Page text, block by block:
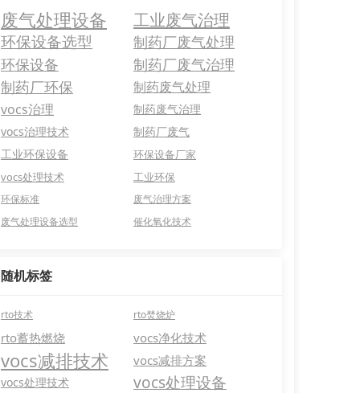
废气处理设备 工业废气治理
环保设备选型 制药厂废气处理
环保设备
制药厂废气治理
制药厂环保
制药废气处理
vocs治理
制药废气治理
vocs治理技术
制药厂废气
工业环保设备
环保设备厂家
vocs处理技术
工业环保
环保标准
废气治理方案
废气处理设备选型
催化氧化技术
随机标签
rto技术 rto焚烧炉
rto蓄热燃烧 vocs净化技术
vocs减排技术 vocs减排方案
vocs处理技术 vocs处理设备